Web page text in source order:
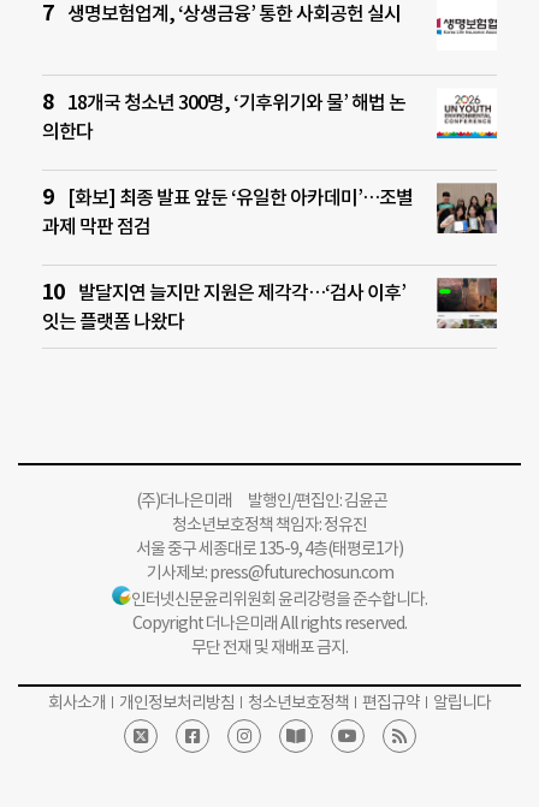
생명보험업계, ‘상생금융’ 통한 사회공헌 실시
18개국 청소년 300명, ‘기후위기와 물’ 해법 논
의한다
[화보] 최종 발표 앞둔 ‘유일한 아카데미’…조별
과제 막판 점검
발달지연 늘지만 지원은 제각각…‘검사 이후’
잇는 플랫폼 나왔다
(주)더나은미래 발행인/편집인: 김윤곤
청소년보호정책 책임자: 정유진
서울 중구 세종대로 135-9, 4층(태평로1가)
기사제보:press@futurechosun.com
인터넷신문윤리위원회 윤리강령을 준수합니다.
Copyright 더나은미래 All rights reserved.
무단 전재 및 재배포 금지.
회사소개 개인정보처리방침 청소년보호정책 편집규약 알립니다